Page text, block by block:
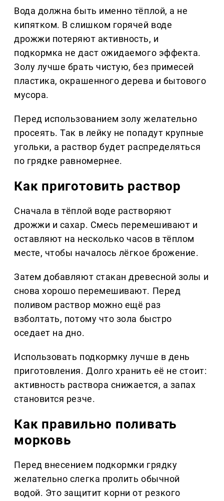
Вода должна быть именно тёплой, а не
кипятком. В слишком горячей воде
дрожжи потеряют активность, и
подкормка не даст ожидаемого эффекта.
Золу лучше брать чистую, без примесей
пластика, окрашенного дерева и бытового
мусора.
Перед использованием золу желательно
просеять. Так в лейку не попадут крупные
угольки, а раствор будет распределяться
по грядке равномернее.
Как приготовить раствор
Сначала в тёплой воде растворяют
дрожжи и сахар. Смесь перемешивают и
оставляют на несколько часов в тёплом
месте, чтобы началось лёгкое брожение.
Затем добавляют стакан древесной золы и
снова хорошо перемешивают. Перед
поливом раствор можно ещё раз
взболтать, потому что зола быстро
оседает на дно.
Использовать подкормку лучше в день
приготовления. Долго хранить её не стоит:
активность раствора снижается, а запах
становится резче.
Как правильно поливать
морковь
Перед внесением подкормки грядку
желательно слегка пролить обычной
водой. Это защитит корни от резкого